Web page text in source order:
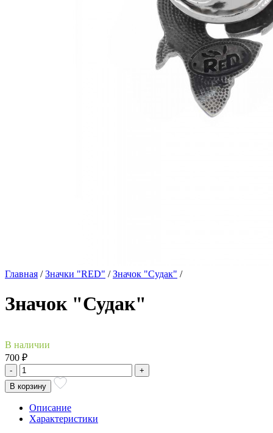
Главная / Значки "RED" / Значок "Судак" /
Значок "Судак"
В наличии
700 ₽
-
+
В корзину
Описание
Характеристики